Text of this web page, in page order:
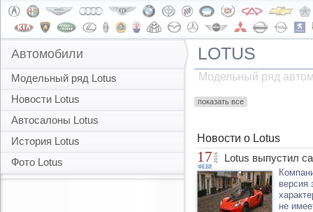
Автомобили
Модельный ряд Lotus
Новости Lotus
Автосалоны Lotus
История Lotus
Фото Lotus
LOTUS
Модельный ряд
показать все
Новости о Lotus
17
ФЕВР.
2016 Lotus выпустил
версия
не